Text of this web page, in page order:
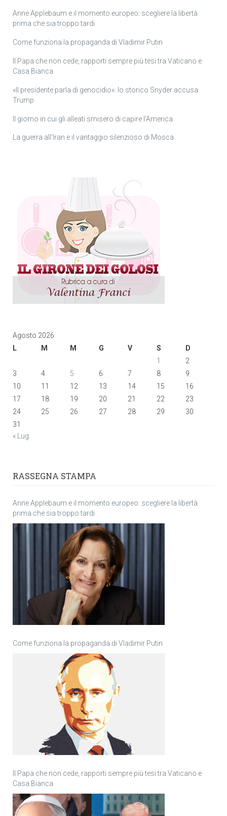
Anne Applebaum e il momento europeo: scegliere la libertà
prima che sia troppo tardi
Come funziona la propaganda di Vladimir Putin
Il Papa che non cede, rapporti sempre più tesi tra Vaticano e
Casa Bianca
«Il presidente parla di genocidio»: lo storico Snyder accusa
Trump
Il giorno in cui gli alleati smisero di capire l’America
La guerra all’Iran e il vantaggio silenzioso di Mosca
Agosto 2026
L
M M G V S
D
1
2
3
4 5 6 7 8
9
10
11 12 13 14 15
16
17
18 19 20 21 22
23
24
25 26 27 28 29
30
31
« Lug
RASSEGNA STAMPA
Anne Applebaum e il momento europeo: scegliere la libertà
prima che sia troppo tardi
Come funziona la propaganda di Vladimir Putin
Il Papa che non cede, rapporti sempre più tesi tra Vaticano e
Casa Bianca